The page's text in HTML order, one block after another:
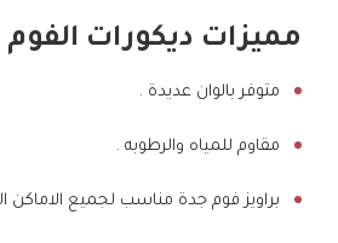
مميزات ديكورات الفوم
متوفر بالوان عديدة .
مقاوم للمياه والرطوبه .
براويز فوم جدة مناسب لجميع الاماكن